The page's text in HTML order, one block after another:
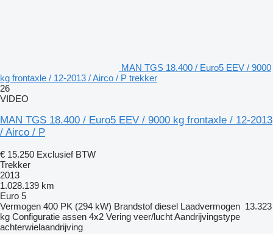
MAN TGS 18.400 / Euro5 EEV / 9000
kg frontaxle / 12-2013 / Airco / P trekker
26
VIDEO
MAN TGS 18.400 / Euro5 EEV / 9000 kg frontaxle / 12-2013
/ Airco / P
€ 15.250 Exclusief BTW
Trekker
2013
1.028.139 km
Euro 5
Vermogen 400 PK (294 kW) Brandstof diesel Laadvermogen 13.323
kg Configuratie assen 4x2 Vering veer/luchtAandrijvingstype
achterwielaandrijving